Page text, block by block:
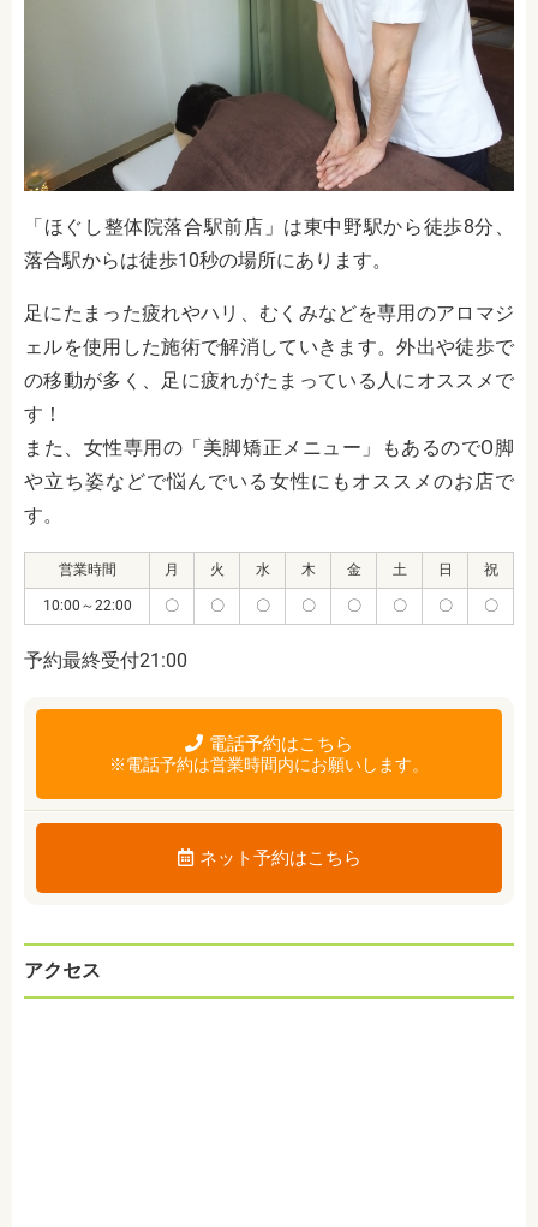
「ほぐし整体院落合駅前店」は東中野駅から徒歩8分、
落合駅からは徒歩10秒の場所にあります。
足にたまった疲れやハリ、むくみなどを専用のアロマジ
ェルを使用した施術で解消していきます。外出や徒歩で
の移動が多く、足に疲れがたまっている人にオススメで
す！
また、女性専用の「美脚矯正メニュー」もあるのでO脚
や立ち姿などで悩んでいる女性にもオススメのお店で
す。
営業時間 月 火 水 木 金 土 日 祝
10:00～22:00 〇 〇 〇 〇 〇 〇 〇 〇
予約最終受付21:00
電話予約はこちら
※電話予約は営業時間内にお願いします。
ネット予約はこちら
アクセス